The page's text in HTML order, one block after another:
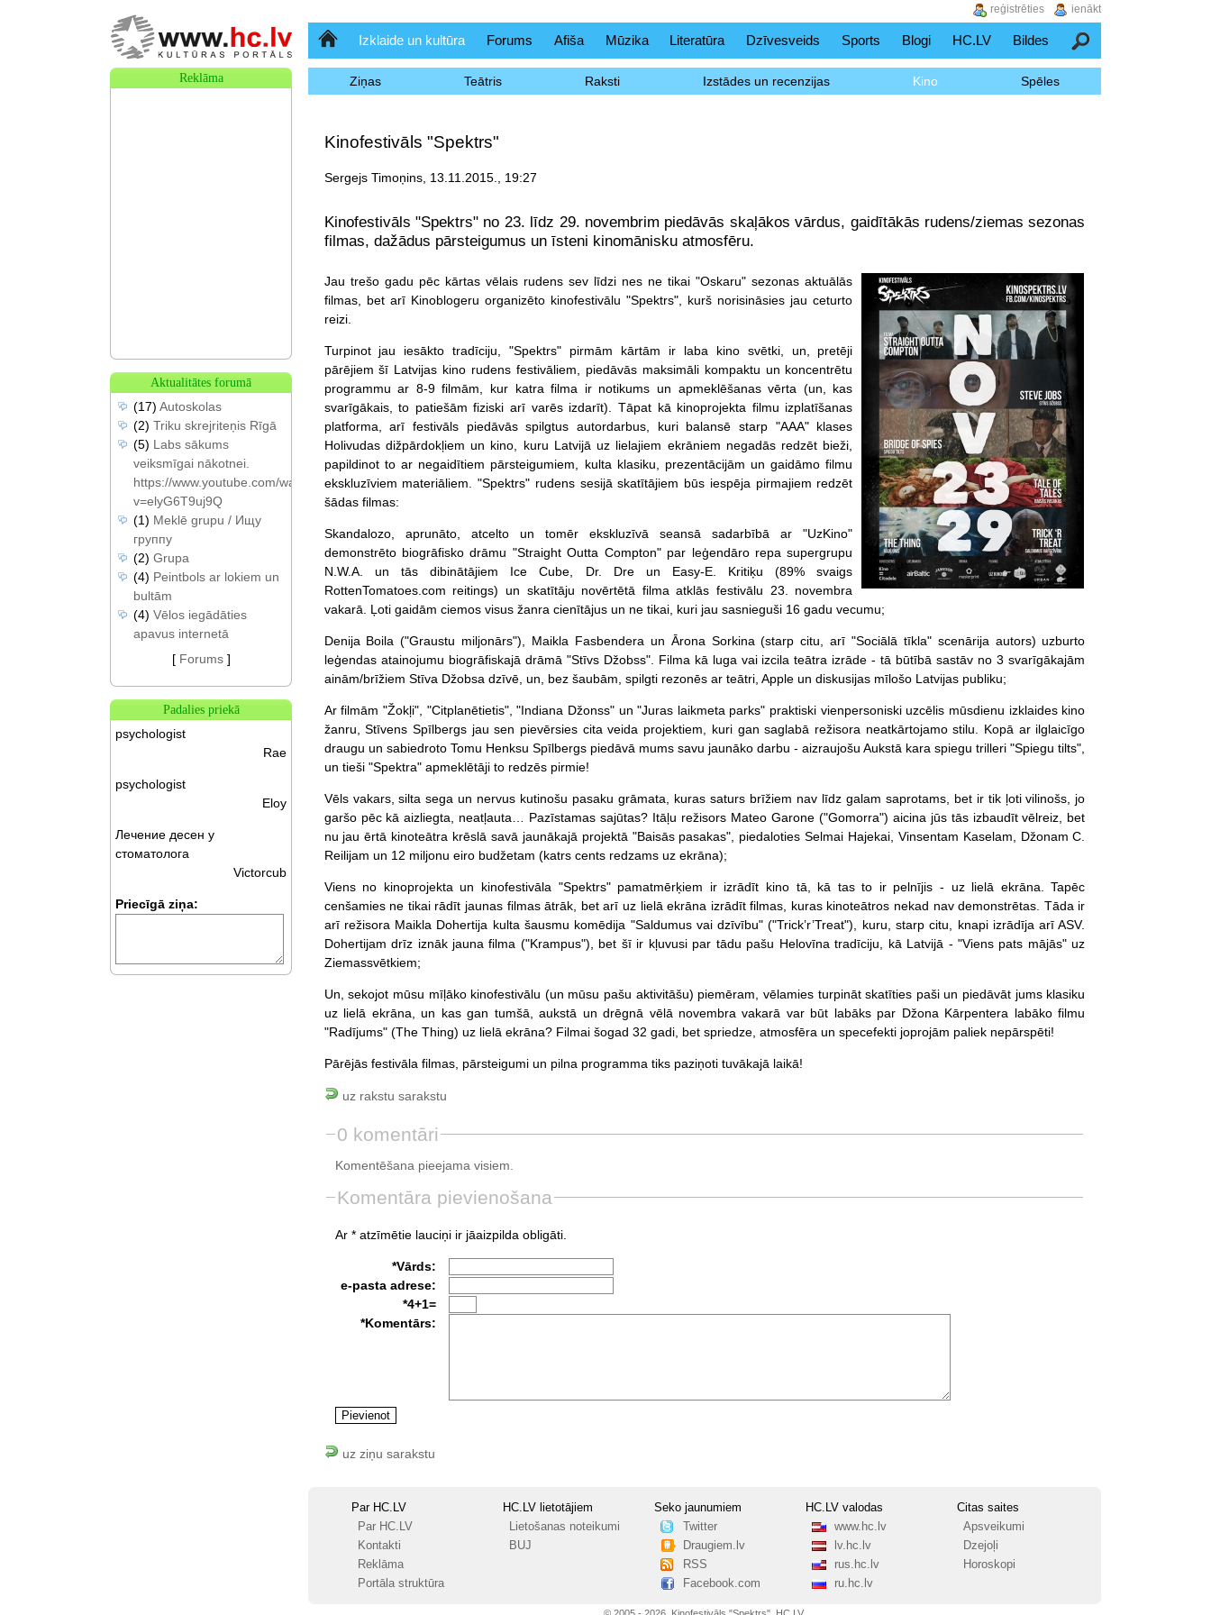
SākumlapaIzklaide un kultūra Forums Afiša Mūzika Literatūra Dzīvesveids Sports Blogi HC.LV Bildes Meklēšana
Ziņas Teātris Raksti Izstādes un recenzijas Kino Spēles
Kinofestivāls "Spektrs"
Sergejs Timoņins, 13.11.2015., 19:27
Kinofestivāls "Spektrs" no 23. līdz 29. novembrim piedāvās skaļākos vārdus, gaidītākās rudens/ziemas sezonas
filmas, dažādus pārsteigumus un īsteni kinomānisku atmosfēru.
Jau trešo gadu pēc kārtas vēlais rudens sev līdzi nes ne tikai "Oskaru" sezonas aktuālās
filmas, bet arī Kinoblogeru organizēto kinofestivālu "Spektrs", kurš norisināsies jau ceturto
reizi.
Turpinot jau iesākto tradīciju, "Spektrs" pirmām kārtām ir laba kino svētki, un, pretēji
pārējiem šī Latvijas kino rudens festivāliem, piedāvās maksimāli kompaktu un koncentrētu
programmu ar 8-9 filmām, kur katra filma ir notikums un apmeklēšanas vērta (un, kas
svarīgākais, to patiešām fiziski arī varēs izdarīt). Tāpat kā kinoprojekta filmu izplatīšanas
platforma, arī festivāls piedāvās spilgtus autordarbus, kuri balansē starp "AAA" klases
Holivudas dižpārdokļiem un kino, kuru Latvijā uz lielajiem ekrāniem negadās redzēt bieži,
papildinot to ar negaidītiem pārsteigumiem, kulta klasiku, prezentācijām un gaidāmo filmu
ekskluzīviem materiāliem. "Spektrs" rudens sesijā skatītājiem būs iespēja pirmajiem redzēt
šādas filmas:
Skandalozo, aprunāto, atcelto un tomēr ekskluzīvā seansā sadarbībā ar "UzKino"
demonstrēto biogrāfisko drāmu "Straight Outta Compton" par leģendāro repa supergrupu
N.W.A. un tās dibinātājiem Ice Cube, Dr. Dre un Easy-E. Kritiķu (89% svaigs
RottenTomatoes.com reitings) un skatītāju novērtētā filma atklās festivālu 23. novembra
vakarā. Ļoti gaidām ciemos visus žanra cienītājus un ne tikai, kuri jau sasnieguši 16 gadu vecumu;
Denija Boila ("Graustu miljonārs"), Maikla Fasbendera un Ārona Sorkina (starp citu, arī "Sociālā tīkla" scenārija autors) uzburto
leģendas atainojumu biogrāfiskajā drāmā "Stīvs Džobss". Filma kā luga vai izcila teātra izrāde - tā būtībā sastāv no 3 svarīgākajām
ainām/brīžiem Stīva Džobsa dzīvē, un, bez šaubām, spilgti rezonēs ar teātri, Apple un diskusijas mīlošo Latvijas publiku;
Ar filmām "Žokļi", "Citplanētietis", "Indiana Džonss" un "Juras laikmeta parks" praktiski vienpersoniski uzcēlis mūsdienu izklaides kino
žanru, Stīvens Spīlbergs jau sen pievērsies cita veida projektiem, kuri gan saglabā režisora neatkārtojamo stilu. Kopā ar ilglaicīgo
draugu un sabiedroto Tomu Henksu Spīlbergs piedāvā mums savu jaunāko darbu - aizraujošu Aukstā kara spiegu trilleri "Spiegu tilts",
un tieši "Spektra" apmeklētāji to redzēs pirmie!
Vēls vakars, silta sega un nervus kutinošu pasaku grāmata, kuras saturs brīžiem nav līdz galam saprotams, bet ir tik ļoti vilinošs, jo
garšo pēc kā aizliegta, neatļauta… Pazīstamas sajūtas? Itāļu režisors Mateo Garone ("Gomorra") aicina jūs tās izbaudīt vēlreiz, bet
nu jau ērtā kinoteātra krēslā savā jaunākajā projektā "Baisās pasakas", piedaloties Selmai Hajekai, Vinsentam Kaselam, Džonam C.
Reilijam un 12 miljonu eiro budžetam (katrs cents redzams uz ekrāna);
Viens no kinoprojekta un kinofestivāla "Spektrs" pamatmērķiem ir izrādīt kino tā, kā tas to ir pelnījis - uz lielā ekrāna. Tapēc
cenšamies ne tikai rādīt jaunas filmas ātrāk, bet arī uz lielā ekrāna izrādīt filmas, kuras kinoteātros nekad nav demonstrētas. Tāda ir
arī režisora Maikla Dohertija kulta šausmu komēdija "Saldumus vai dzīvību" ("Trick’r’Treat"), kuru, starp citu, knapi izrādīja arī ASV.
Dohertijam drīz iznāk jauna filma ("Krampus"), bet šī ir kļuvusi par tādu pašu Helovīna tradīciju, kā Latvijā - "Viens pats mājās" uz
Ziemassvētkiem;
Un, sekojot mūsu mīļāko kinofestivālu (un mūsu pašu aktivitāšu) piemēram, vēlamies turpināt skatīties paši un piedāvāt jums klasiku
uz lielā ekrāna, un kas gan tumšā, aukstā un drēgnā vēlā novembra vakarā var būt labāks par Džona Kārpentera labāko filmu
"Radījums" (The Thing) uz lielā ekrāna? Filmai šogad 32 gadi, bet spriedze, atmosfēra un specefekti joprojām paliek nepārspēti!
Pārējās festivāla filmas, pārsteigumi un pilna programma tiks paziņoti tuvākajā laikā!
uz rakstu sarakstu
0 komentāri
Komentēšana pieejama visiem.
Komentāra pievienošana
Ar * atzīmētie lauciņi ir jāaizpilda obligāti.
*Vārds:
e-pasta adrese:
*4+1=
*Komentārs:
uz ziņu sarakstu
Par HC.LV
Par HC.LV
Kontakti
Reklāma
Portāla struktūra
HC.LV lietotājiem
Lietošanas noteikumi
BUJ
Seko jaunumiem
Twitter
Draugiem.lv
RSS
Facebook.com
HC.LV valodas
www.hc.lv
lv.hc.lv
rus.hc.lv
ru.hc.lv
Citas saites
Apsveikumi
Dzejoļi
Horoskopi
Reklāma
Aktualitātes forumā
(17) Autoskolas
(2) Triku skrejriteņis Rīgā
(5) Labs sākums
veiksmīgai nākotnei.
https://www.youtube.com/watch?
v=elyG6T9uj9Q
(1) Meklē grupu / Ищу
группу
(2) Grupa
(4) Peintbols ar lokiem un
bultām
(4) Vēlos iegādāties
apavus internetā
[ Forums]
Padalies priekā
psychologist
Rae
psychologist
Eloy
Лечение десен у
стоматолога
Victorcub
Priecīgā ziņa:
ienākt
reģistrēties